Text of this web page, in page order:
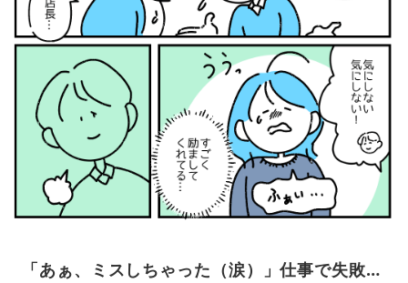
「あぁ、ミスしちゃった（涙）」仕事で失敗…